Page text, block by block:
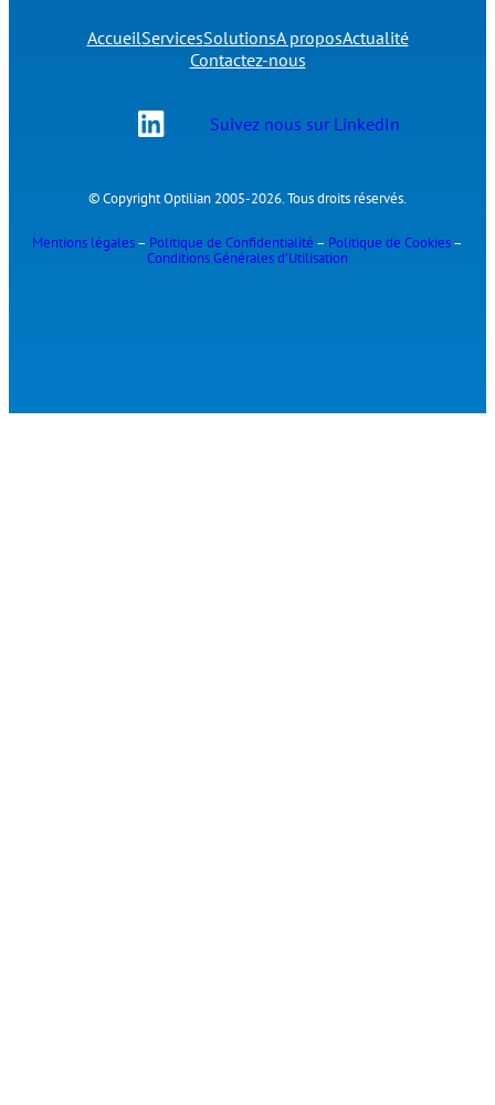
AccueilServicesSolutionsA proposActualité
Contactez-nous
Suivez nous sur LinkedIn
© Copyright Optilian 2005-2026. Tous droits réservés.
Mentions légales– Politique de Confidentialité – Politique de Cookies–
Conditions Générales d’Utilisation